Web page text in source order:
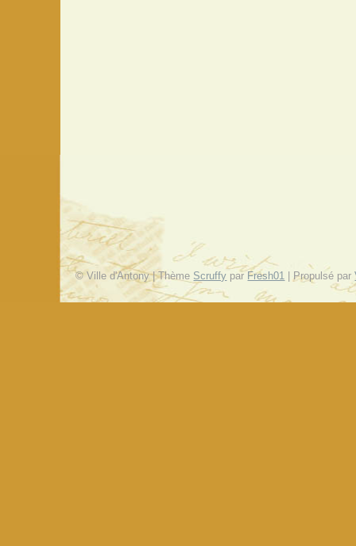
© Ville d'Antony | Thème Scruffy par Fresh01 | Propulsé par